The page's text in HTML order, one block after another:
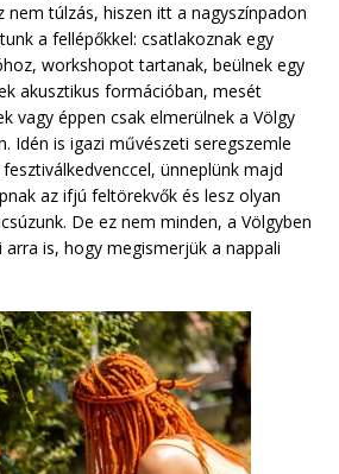
nem túlzás, hiszen itt a nagyszínpadon
a fellépőkkel: csatlakoznak egy
workshopot tartanak, beülnek egy
akusztikus formációban, mesét
vagy éppen csak elmerülnek a Völgy
Idén is igazi művészeti seregszemle
ünneplünk majd
az ifjú feltörekvők és lesz olyan
De ez nem minden, a Völgyben
is, hogy megismerjük a nappali